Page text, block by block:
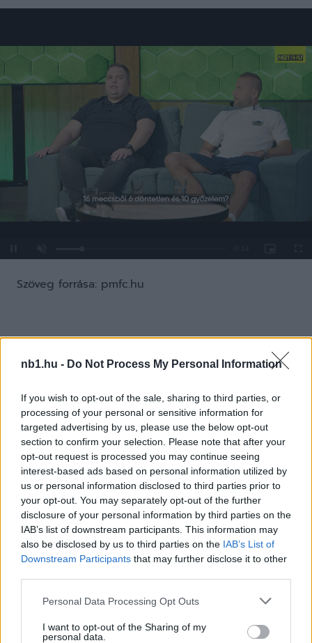
nb1.hu - Do Not Process My Personal Information
If you wish to opt-out of the sale, sharing to third parties, or
processing of your personal or sensitive information for
targeted advertising by us, please use the below opt-out
section to confirm your selection. Please note that after your
opt-out request is processed you may continue seeing
interest-based ads based on personal information utilized by
us or personal information disclosed to third parties prior to
your opt-out. You may separately opt-out of the further
disclosure of your personal information by third parties on the
IAB’s list of downstream participants. This information may
also be disclosed by us to third parties on the IAB’s List of
Downstream Participants that may further disclose it to other
Please note that this website/app uses one or more Google
not limited to your visit or usage behaviour. You may click to
Personal Data Processing Opt Outs
I want to opt-out of the Sharing of my
personal data.
0%
Szöveg forrása: pmfc.hu
KAPCSOLÓDÓ HÍREK
Hírek
Az MTK-ZTE után is lesújtott a Fegyelmi Bizottság
Az MLSZ Fegyelmi Bizottsága az NB I-től a Magyar Kupáig több
ügyben is határozott.